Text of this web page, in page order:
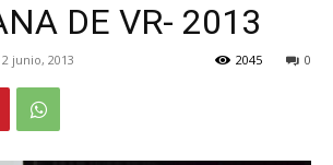
DE VR- 2013
2 junio, 2013 0
2045